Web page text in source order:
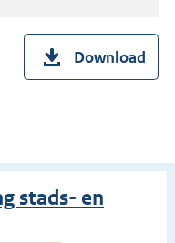
Download
stads- en